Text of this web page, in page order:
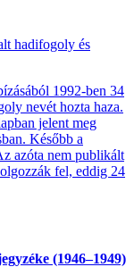
hadifogoly és
1992-ben 34
nevét hozta haza.
jelent meg
Később a
azóta nem publikált
fel, eddig 24
(1946–1949)